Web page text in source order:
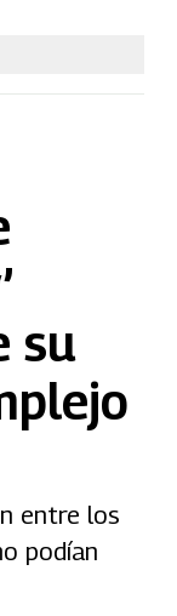
su
entre los
podían